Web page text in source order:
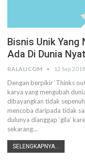
Bisnis Unik Yang
Ada Di Dunia
RALALICOM 12 Sep 2018
Dengan berpikir ‘Thinks
karya yang mengubah
dibayangkan tidak
mencoba daripada tidak
dulunya dianggap ‘gila’
sekarang…
SELENGKAPNYA...